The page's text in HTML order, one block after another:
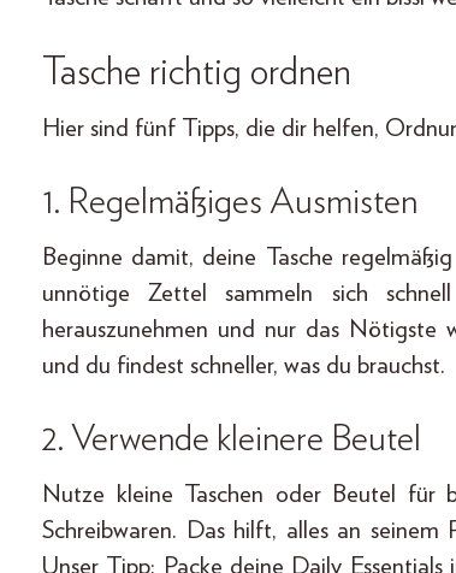
Tasche richtig ordnen
Hier sind fünf Tipps, die dir helfen,
1. Regelmäßiges Ausmisten
Beginne damit, deine Tasche
unnötige Zettel sammeln sich
herauszunehmen und nur das Nötigste
und du findest schneller, was du brauchst.
2. Verwende kleinere Beutel
Nutze kleine Taschen oder Beutel für
Schreibwaren. Das hilft, alles an
Unser Tipp: Packe deine Daily